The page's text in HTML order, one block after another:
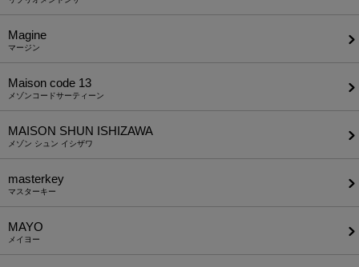
Magine
マージン
Maison code 13
メゾンコードサーティーン
MAISON SHUN ISHIZAWA
メゾン シュン イシザワ
masterkey
マスターキー
MAYO
メイヨー